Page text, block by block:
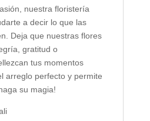
nuestra floristería
a decir lo que las
Deja que nuestras flores
gratitud o
tus momentos
arreglo perfecto y permite
su magia!